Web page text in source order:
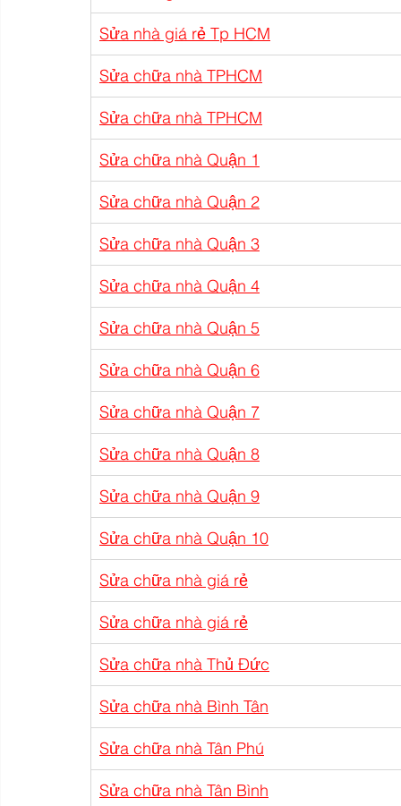
Sửa nhà giá rẻ Tp HCM
Sửa chữa nhà TPHCM
Sửa chữa nhà TPHCM
Sửa chữa nhà Quận 1
Sửa chữa nhà Quận 2
Sửa chữa nhà Quận 3
Sửa chữa nhà Quận 4
Sửa chữa nhà Quận 5
Sửa chữa nhà Quận 6
Sửa chữa nhà Quận 7
Sửa chữa nhà Quận 8
Sửa chữa nhà Quận 9
Sửa chữa nhà Quận 10
Sửa chữa nhà giá rẻ
Sửa chữa nhà giá rẻ
Sửa chữa nhà Thủ Đức
Sửa chữa nhà Bình Tân
Sửa chữa nhà Tân Phú
Sửa chữa nhà Tân Bình